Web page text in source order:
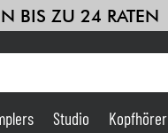
BIS ZU 24 RATEN
Studio Kopfhörer